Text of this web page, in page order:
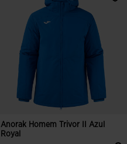
Anorak Homem Trivor II Azul
Royal